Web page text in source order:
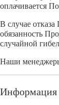
оплачивается
В случае
обязанность
случайной
Наши
Информация